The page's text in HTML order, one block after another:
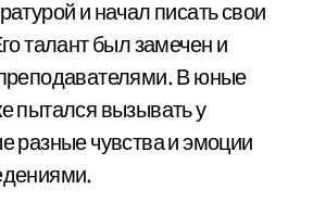
и начал писать свои
талант был замечен и
В юные
пытался вызывать у
разные чувства и эмоции